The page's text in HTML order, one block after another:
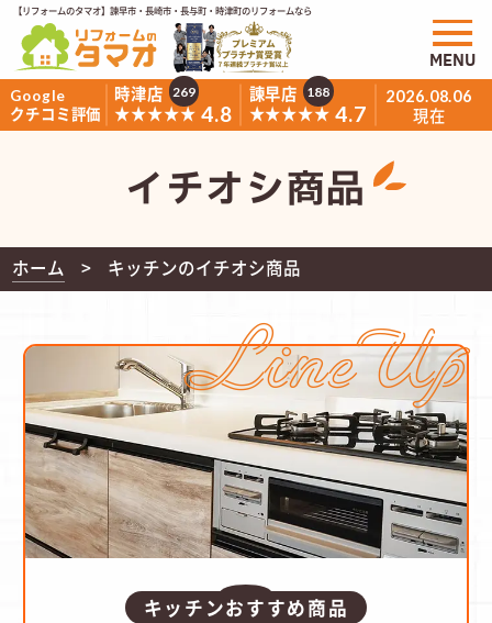
【リフォームのタマオ】諫早市・長崎市・長与町・時津町のリフォームなら
Google
クチコミ評価
時津店
★★★★★ 4.8
269
諫早店
★★★★★ 4.7
188 2026.08.06
現在
MENU
イチオシ商品
ホーム キッチンのイチオシ商品
LineUp
キッチンおすすめ商品